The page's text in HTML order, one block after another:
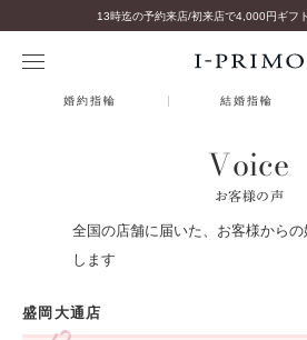
婚約指輪 結婚指輪
Voice
お客様の声
全国の店舗に届いた、お客様から
します
盛岡大通店